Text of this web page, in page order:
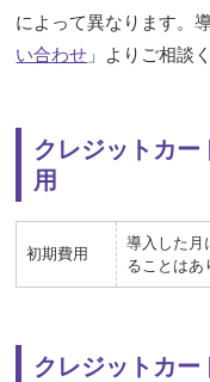
によって異なります。
い合わせ 」よりご相談
クレジットカ
用
初期費用
導入した月
ることはあ
クレジットカ